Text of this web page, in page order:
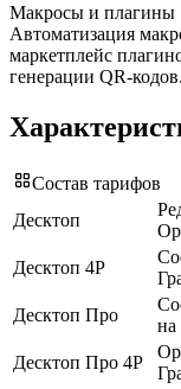
Макросы и плагины
Автоматизация
маркетплейс
генерации QR-кодов.
Состав тарифов
Десктоп
Десктоп 4Р
Десктоп Про
на
Десктоп Про 4Р